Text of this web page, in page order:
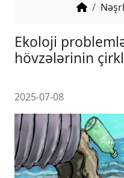
Ekoloji
hövzələrinin
2025-07-08